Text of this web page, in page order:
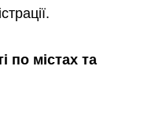
по містах та